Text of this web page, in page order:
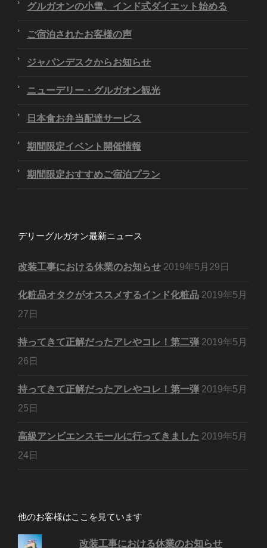
グルガオンの小雪、インド式ダイエット始める
ご宿泊されたお客様の声
ジャパンデスクからお知らせ
ニューデリー・グルガオン観光
日本食お弁当配達サービス
期間限定イベント開催情報
期間限定おすすめご宿泊プラン
デリーグルガオン最新ニュース
改装工事における休業のお知らせ 2019年5月29日
化粧品オタクがオススメするインド化粧品 2019年5月
27日
持ってきて正解だったアレやコレ！第二弾 2019年5月
26日
持ってきて正解だったアレやコレ！第一弾 2019年5月
25日
高級アンビエンスモールに行ってきました 2019年5月
24日
他のお客様はここを見ています
改装工事における休業のお知らせ